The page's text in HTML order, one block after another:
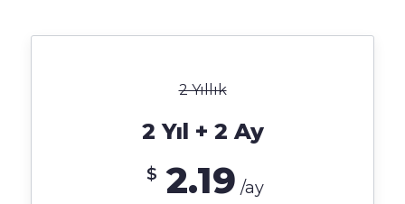
2 Yıllık
2 Yıl + 2 Ay
$ 2.19 /ay